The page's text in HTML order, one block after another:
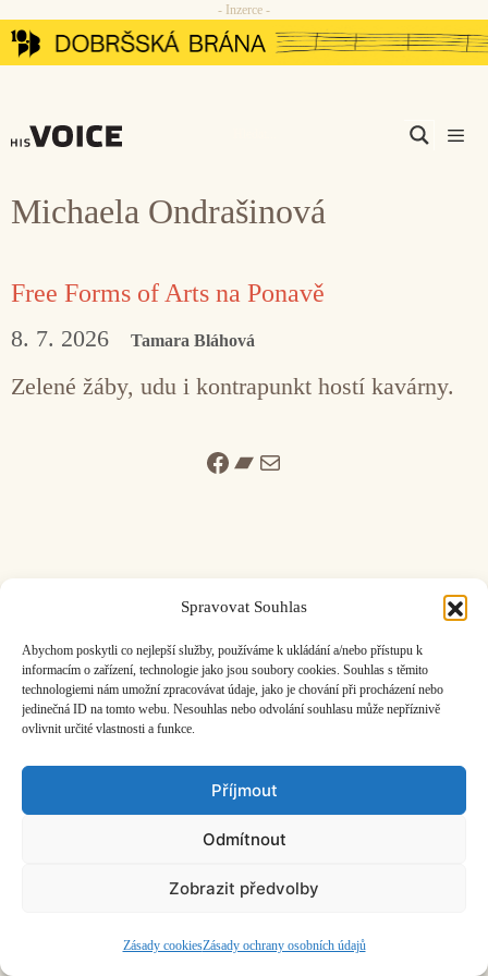
Spravovat Souhlas
Abychom poskytli co nejlepší služby, používáme k ukládání a/nebo přístupu k
informacím o zařízení, technologie jako jsou soubory cookies. Souhlas s těmito
technologiemi nám umožní zpracovávat údaje, jako je chování při procházení nebo
jedinečná ID na tomto webu. Nesouhlas nebo odvolání souhlasu může nepříznivě
ovlivnit určité vlastnosti a funkce.
Příjmout
Odmítnout
Zobrazit předvolby
Zásady cookiesZásady ochrany osobních údajů
Přeskočit
na
- Inzerce -
Michaela Ondrašinová
Free Forms of Arts na Ponavě
8. 7. 2026 Tamara Bláhová
Zelené žáby, udu i kontrapunkt hostí kavárny.
Facebook
Bandcamp
Mail
ČASOPIS O JINÉ HUDBĚ | vydáváHudební informační středisko
|
©2026 HISvoice – design a adminAtelier Dokument